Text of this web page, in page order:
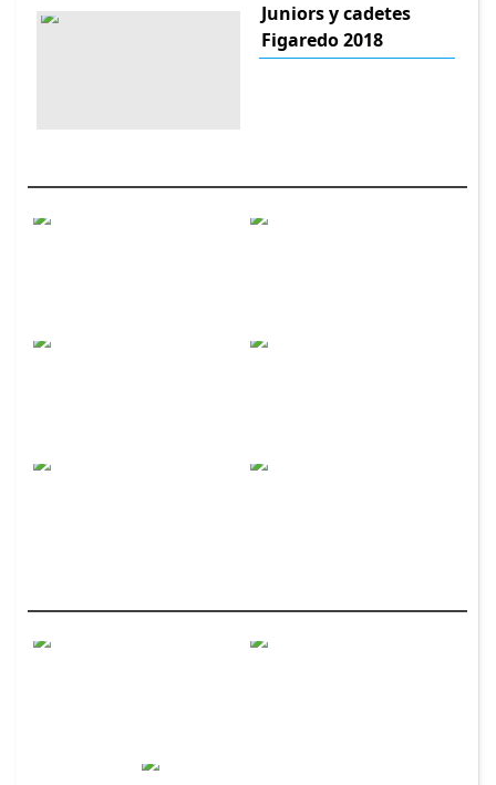
Juniors y cadetes
Figaredo 2018